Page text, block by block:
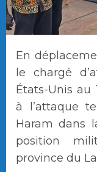
En
le chargé
États-Unis au
à l’attaque
Haram dans
position
province du